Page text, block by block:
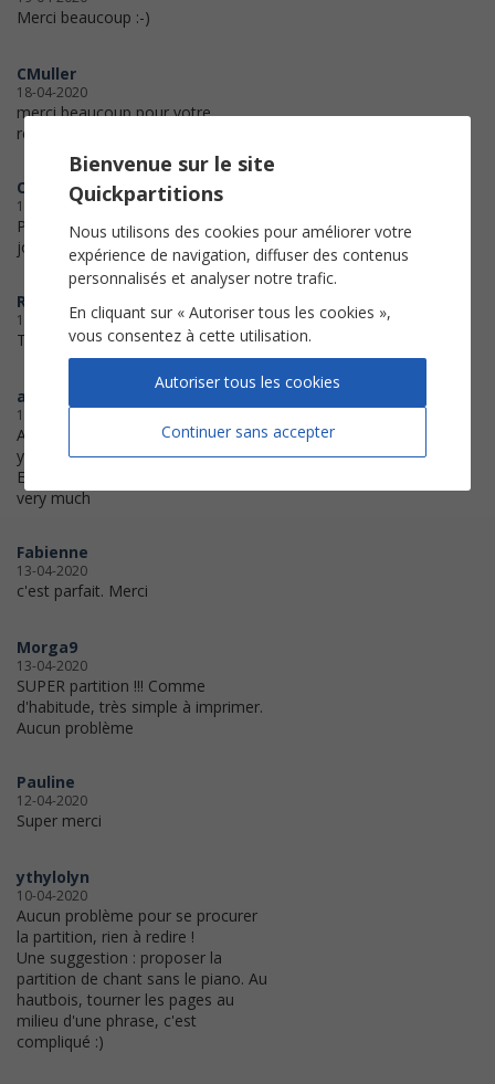
Merci beaucoup :-)
CMuller
18-04-2020
merci beaucoup pour votre
réactivité !
Odile
17-04-2020
Partition bien écrite et facile à
jouer. Merci.
Rosy
16-04-2020
Très bien, merci !
arianebertcki
15-04-2020
After a problem with printing
yesterday, got help very quick.
Everything worked fine. Thank you
very much
Fabienne
13-04-2020
c'est parfait. Merci
Morga9
13-04-2020
SUPER partition !!! Comme
d'habitude, très simple à imprimer.
Aucun problème
Pauline
12-04-2020
Super merci
ythylolyn
10-04-2020
Aucun problème pour se procurer
la partition, rien à redire !
Une suggestion : proposer la
partition de chant sans le piano. Au
hautbois, tourner les pages au
milieu d'une phrase, c'est
compliqué :)
Bienvenue sur le site
Quickpartitions
Nous utilisons des cookies pour améliorer votre
expérience de navigation, diffuser des contenus
personnalisés et analyser notre trafic.
En cliquant sur « Autoriser tous les cookies »,
vous consentez à cette utilisation.
Continuer sans accepter
Autoriser tous les cookies